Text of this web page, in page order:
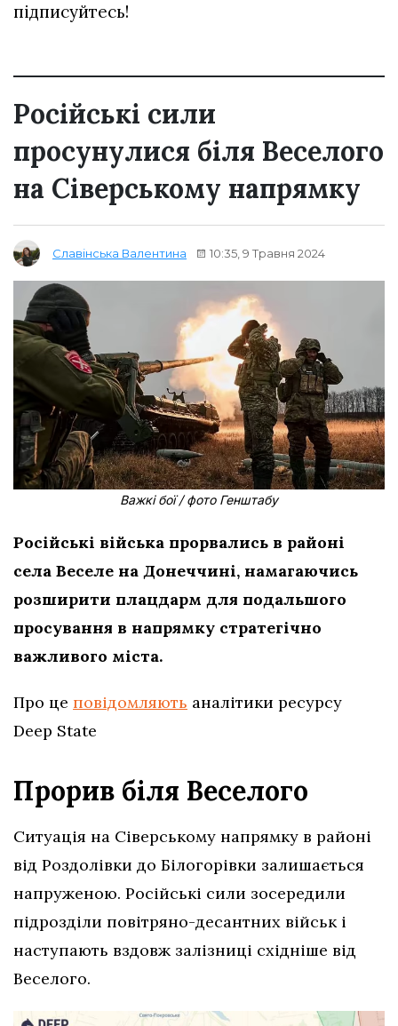
підписуйтесь!
Російські сили
просунулися біля Веселого
на Сіверському напрямку
Славінська Валентина 10:35, 9 Травня 2024
Важкі бої / фото Генштабу
Російські війська прорвались в районі
села Веселе на Донеччині, намагаючись
розширити плацдарм для подальшого
просування в напрямку стратегічно
важливого міста.
Про це повідомляють аналітики ресурсу
Deep State
Прорив біля Веселого
Ситуація на Сіверському напрямку в районі
від Роздолівки до Білогорівки залишається
напруженою. Російські сили зосередили
підрозділи повітряно-десантних військ і
наступають вздовж залізниці східніше від
Веселого.